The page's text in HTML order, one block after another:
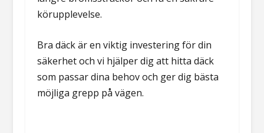
körupplevelse.
Bra däck är en viktig investering för din
säkerhet och vi hjälper dig att hitta däck
som passar dina behov och ger dig bästa
möjliga grepp på vägen.